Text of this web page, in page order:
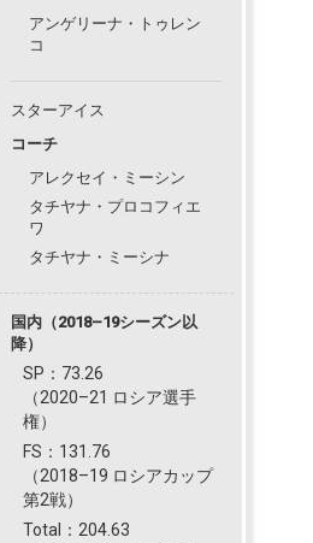
アンゲリーナ・トゥレン
コ
スターアイス
コーチ
アレクセイ・ミーシン
タチヤナ・プロコフィエ
ワ
タチヤナ・ミーシナ
国内（2018–19シーズン以
降）
SP：73.26
（2020–21 ロシア選手
権）
FS：131.76
（2018–19 ロシアカップ
第2戦）
Total：204.63